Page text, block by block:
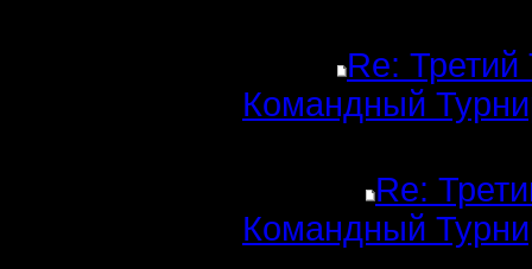
Re:
Командный
Re:
Командный